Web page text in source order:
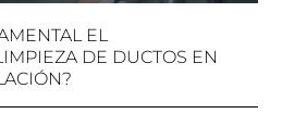
EL
DE DUCTOS EN